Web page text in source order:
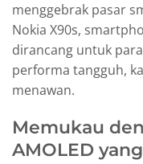
menggebrak pasar
Nokia X90s,
dirancang untuk
performa tangguh,
menawan.
Memukau
AMOLED